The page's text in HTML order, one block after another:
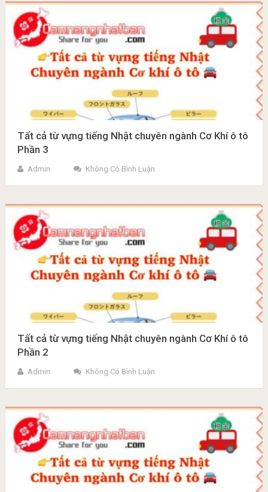
Tất cả từ vựng tiếng Nhật chuyên ngành Cơ Khí ô tô
Phần 3
Admin Không Có Bình Luận
Tất cả từ vựng tiếng Nhật chuyên ngành Cơ Khí ô tô
Phần 2
Admin Không Có Bình Luận